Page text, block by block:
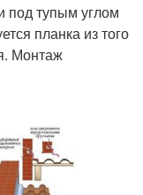
тупым углом
планка из того
Монтаж